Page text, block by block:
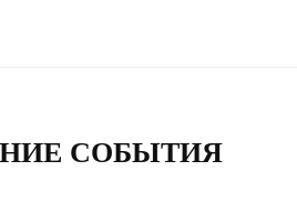
СОБЫТИЯ